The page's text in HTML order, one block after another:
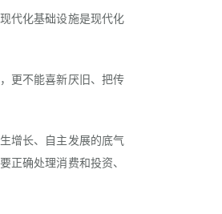
代化基础设施是现代化
更不能喜新厌旧、把传
增长、自主发展的底气
确处理消费和投资、